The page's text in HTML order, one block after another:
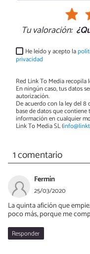
Tu valoración:
He leído y acepto la
privacidad
Red Link To Media recopila
En ningún caso, tus datos
autorización.
De acuerdo con la ley del 8
base de datos que
información en cualquier
Link To Media SL (
1 comentario
Fermín
25/03/2020
La quinta afición que
poco más, porque me
Responder